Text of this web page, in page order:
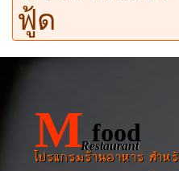
ฟู้ด
M food
Restaurant
โปรแกรมร้านอาหาร สำห